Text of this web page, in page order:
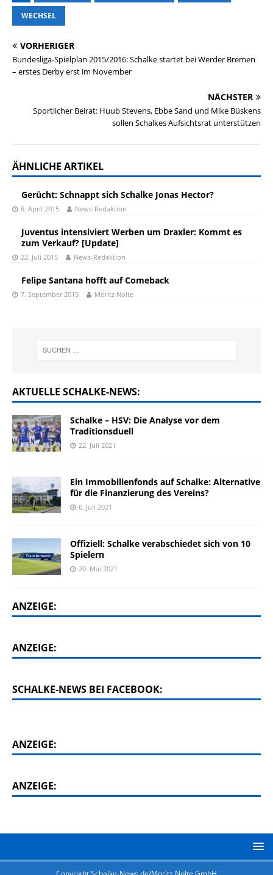
WECHSEL
VORHERIGER
Bundesliga-Spielplan 2015/2016: Schalke startet bei Werder Bremen
– erstes Derby erst im November
NÄCHSTER
Sportlicher Beirat: Huub Stevens, Ebbe Sand und Mike Büskens
sollen Schalkes Aufsichtsrat unterstützen
ÄHNLICHE ARTIKEL
Gerücht: Schnappt sich Schalke Jonas Hector?
8. April 2015 News-Redaktion
Juventus intensiviert Werben um Draxler: Kommt es
zum Verkauf? [Update]
22. Juli 2015 News-Redaktion
Felipe Santana hofft auf Comeback
7. September 2015 Moritz Nolte
AKTUELLE SCHALKE-NEWS:
Schalke – HSV: Die Analyse vor dem
Traditionsduell
22. Juli 2021
Ein Immobilienfonds auf Schalke: Alternative
für die Finanzierung des Vereins?
6. Juli 2021
Offiziell: Schalke verabschiedet sich von 10
Spielern
20. Mai 2021
ANZEIGE:
ANZEIGE:
SCHALKE-NEWS BEI FACEBOOK:
ANZEIGE:
ANZEIGE: